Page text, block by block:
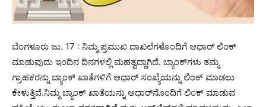
ಬೆಂಗಳೂರು ಜು. 17 : ನಿಮ್ಮ ಪ್ರಮುಖ ದಾಖಲೆಗಳೊಂದಿಗೆ ಆಧಾರ್ ಲಿಂಕ್
ಮಾಡುವುದು ಇಂದಿನ ದಿನಗಳಲ್ಲಿ ಮಹತ್ವದ್ದಾಗಿದೆ. ಬ್ಯಾಂಕ್‌ಗಳು ತಮ್ಮ
ಗ್ರಾಹಕರನ್ನು ಬ್ಯಾಂಕ್ ಖಾತೆಗಳಿಗೆ ಆಧಾರ್ ಸಂಖ್ಯೆಯನ್ನು ಲಿಂಕ್ ಮಾಡಲು
ಕೇಳುತ್ತಿವೆ.ನಿಮ್ಮ ಬ್ಯಾಂಕ್ ಖಾತೆಯನ್ನು ಆಧಾರ್‌ನೊಂದಿಗೆ ಲಿಂಕ್ ಮಾಡುವ